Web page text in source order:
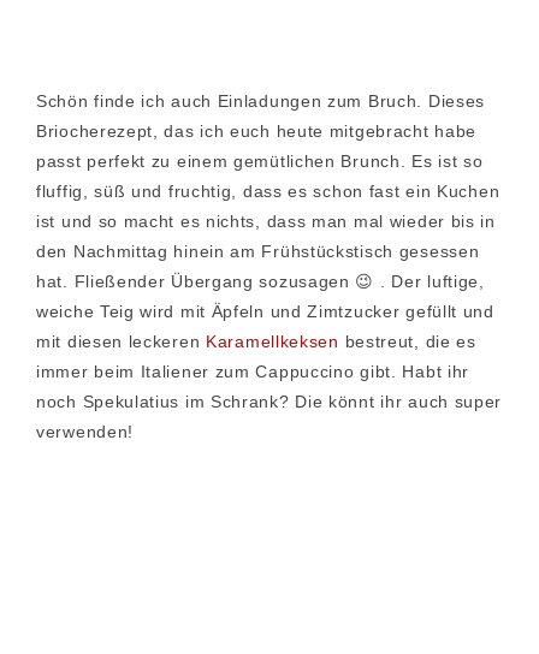
Schön finde ich auch Einladungen zum Bruch. Dieses
Briocherezept, das ich euch heute mitgebracht habe
passt perfekt zu einem gemütlichen Brunch. Es ist so
fluffig, süß und fruchtig, dass es schon fast ein Kuchen
ist und so macht es nichts, dass man mal wieder bis in
den Nachmittag hinein am Frühstückstisch gesessen
hat. Fließender Übergang sozusagen 😉 . Der luftige,
weiche Teig wird mit Äpfeln und Zimtzucker gefüllt und
mit diesen leckeren Karamellkeksen bestreut, die es
immer beim Italiener zum Cappuccino gibt. Habt ihr
noch Spekulatius im Schrank? Die könnt ihr auch super
verwenden!